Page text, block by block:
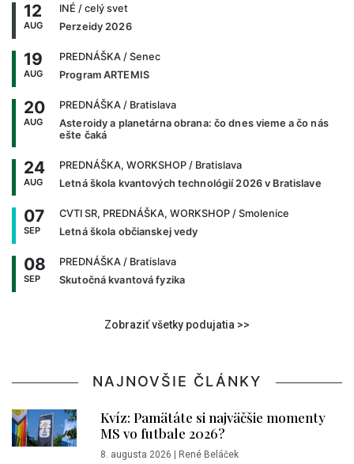
12
AUG
INÉ / celý svet
Perzeidy 2026
19
AUG
PREDNÁŠKA / Senec
Program ARTEMIS
20
AUG
PREDNÁŠKA / Bratislava
Asteroidy a planetárna obrana: čo dnes vieme a čo nás
ešte čaká
24
AUG
PREDNÁŠKA, WORKSHOP / Bratislava
Letná škola kvantových technológií 2026 v Bratislave
07
SEP
CVTI SR, PREDNÁŠKA, WORKSHOP / Smolenice
Letná škola občianskej vedy
08
SEP
PREDNÁŠKA / Bratislava
Skutočná kvantová fyzika
Zobraziť všetky podujatia >>
NAJNOVŠIE ČLÁNKY
Kvíz: Pamätáte si najväčšie momenty
MS vo futbale 2026?
8. augusta 2026 René Beláček